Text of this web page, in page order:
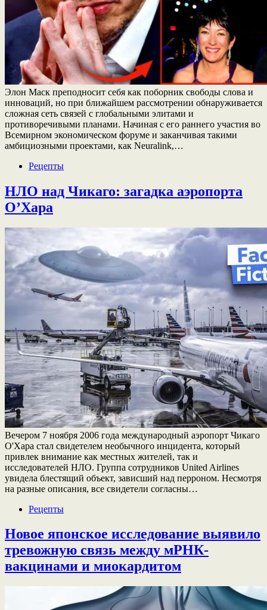
Элон Маск преподносит себя как поборник свободы слова и
инноваций, но при ближайшем рассмотрении обнаруживается
сложная сеть связей с глобальными элитами и
противоречивыми планами. Начиная с его раннего участия во
Всемирном экономическом форуме и заканчивая такими
амбициозными проектами, как Neuralink,…
Рецепты
НЛО над Чикаго: загадка аэропорта
О’Хара
Вечером 7 ноября 2006 года международный аэропорт Чикаго
О'Хара стал свидетелем необычного инцидента, который
привлек внимание как местных жителей, так и
исследователей НЛО. Группа сотрудников United Airlines
увидела блестящий объект, зависший над перроном. Несмотря
на разные описания, все свидетели согласны…
Рецепты
Новое японское исследование выявило
тревожную связь между мРНК-
вакцинами и миокардитом